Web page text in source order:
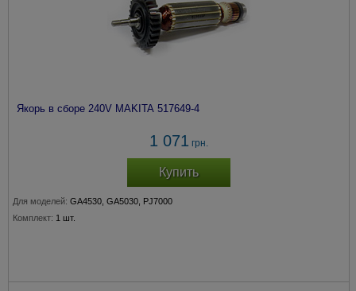
Якорь в сборе 240V MAKITA 517649-4
1 071 грн.
Купить
Для моделей: GA4530, GA5030, PJ7000
Комплект: 1 шт.